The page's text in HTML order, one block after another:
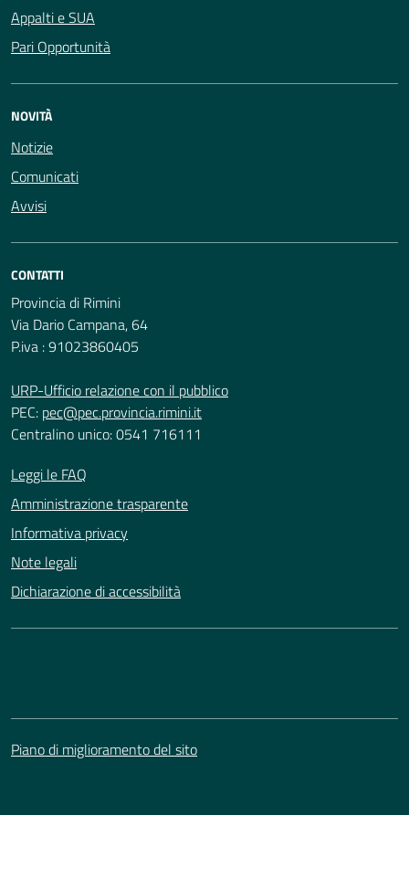
Appalti e SUA
Pari Opportunità
NOVITÀ
Notizie
Comunicati
Avvisi
CONTATTI
Provincia di Rimini
Via Dario Campana, 64
P.iva : 91023860405
URP-Ufficio relazione con il pubblico
PEC: pec@pec.provincia.rimini.it
Centralino unico: 0541 716111
Leggi le FAQ
Amministrazione trasparente
Informativa privacy
Note legali
Dichiarazione di accessibilità
Piano di miglioramento del sito